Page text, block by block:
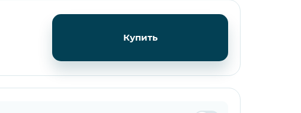
Купить